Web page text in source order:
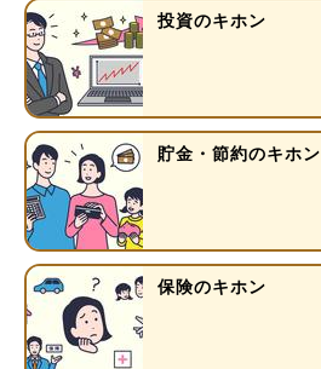
投資のキホン
貯金・節約のキホン
保険のキホン